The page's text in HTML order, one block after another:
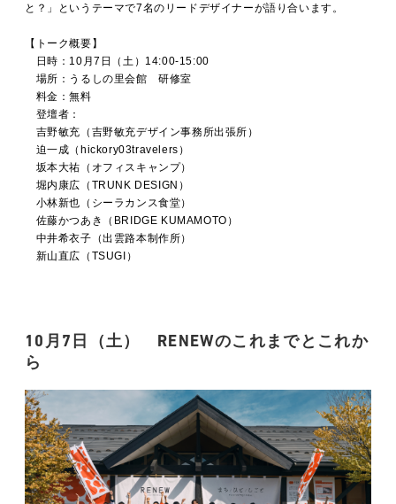
と？」というテーマで7名のリードデザイナーが語り合います。
【トーク概要】
日時：10月7日（土）14:00-15:00
場所：うるしの里会館 研修室
料金：無料
登壇者：
吉野敏充（吉野敏充デザイン事務所出張所）
迫一成（hickory03travelers）
坂本大祐（オフィスキャンプ）
堀内康広（TRUNK DESIGN）
小林新也（シーラカンス食堂）
佐藤かつあき（BRIDGE KUMAMOTO）
中井希衣子（出雲路本制作所）
新山直広（TSUGI）
10月7日（土）
RENEWのこれまでとこれか
ら